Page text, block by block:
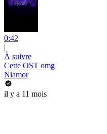
0:42
|
À suivre
Cette OST omg
Niamor
il y a 11 mois